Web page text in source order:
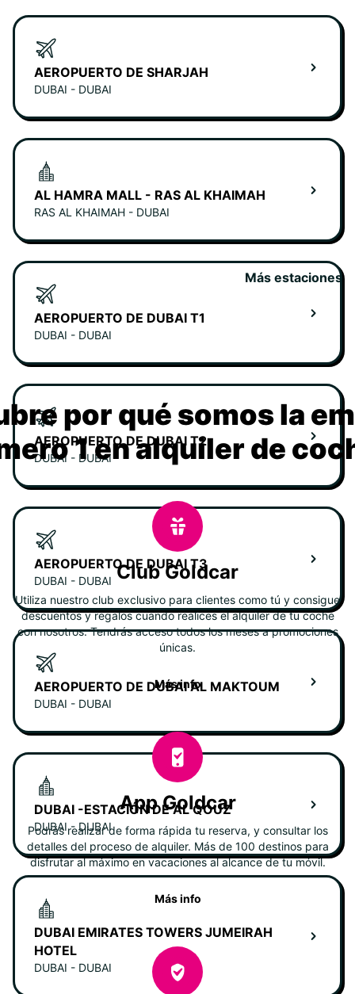
AEROPUERTO DE SHARJAH
DUBAI - DUBAI
AL HAMRA MALL - RAS AL KHAIMAH
RAS AL KHAIMAH - DUBAI
AEROPUERTO DE DUBAI T1
DUBAI - DUBAI
AEROPUERTO DE DUBAI T2
DUBAI - DUBAI
AEROPUERTO DE DUBAI T3
DUBAI - DUBAI
AEROPUERTO DE DUBAI AL MAKTOUM
DUBAI - DUBAI
DUBAI -ESTACIÓN DE AL QOUZ
DUBAI - DUBAI
DUBAI EMIRATES TOWERS JUMEIRAH
HOTEL
DUBAI - DUBAI
Más estaciones
por qué somos la
1 en alquiler de
Club Goldcar
Utiliza nuestro club exclusivo para clientes como tú y consigue
descuentos y regalos cuando realices el alquiler de tu coche
con nosotros. Tendrás acceso todos los meses a promociones
únicas.
Más info
App Goldcar
Podrás realizar de forma rápida tu reserva, y consultar los
detalles del proceso de alquiler. Más de 100 destinos para
disfrutar al máximo en vacaciones al alcance de tu móvil.
Más info